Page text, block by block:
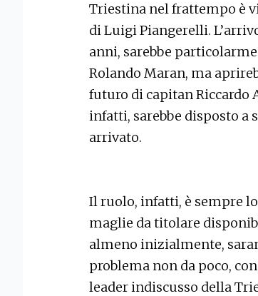
Triestina nel frattempo è
di Luigi Piangerelli.
anni, sarebbe
Rolando Maran, ma
futuro di capitan Riccardo
infatti, sarebbe disposto a
arrivato.
Il ruolo, infatti, è sempre
maglie da titolare
almeno inizialmente,
problema non da poco,
leader indiscusso della